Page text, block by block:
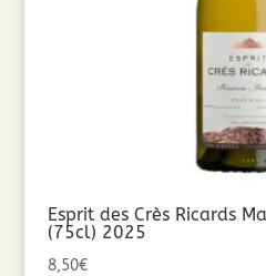
Esprit des Crès Ricards
(75cl) 2025
8,50€